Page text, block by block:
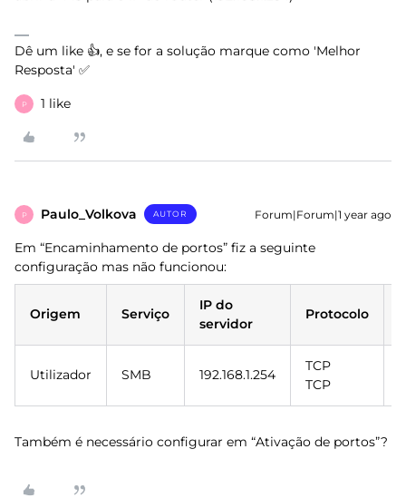
Dê um like 👍, e se for a solução marque como 'Melhor
Resposta' ✅
P 1 like
P Paulo_Volkova AUTOR Forum|Forum|1 year ago
Em “Encaminhamento de portos” fiz a seguinte
configuração mas não funcionou:
Origem Serviço
IP do
servidor
Protocolo
Utilizador SMB 192.168.1.254
TCP
TCP
Também é necessário configurar em “Ativação de portos”?